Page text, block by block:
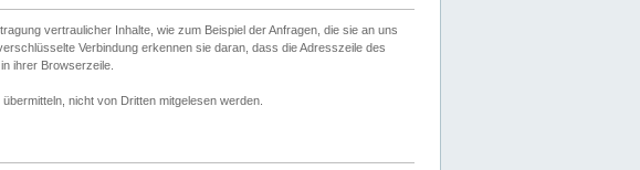
vertraulicher Inhalte, wie zum Beispiel der Anfragen, die sie an uns
Verbindung erkennen sie daran, dass die Adresszeile des
ihrer Browserzeile.
nicht von Dritten mitgelesen werden.